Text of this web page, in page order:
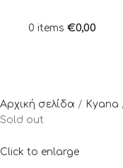
0 items €0,00
Αρχική σελίδα Kyana
Sold out
Click to enlarge